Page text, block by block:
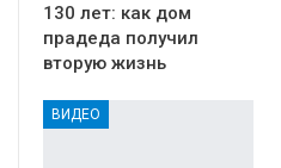
130 лет: как дом
прадеда получил
вторую жизнь
ВИДЕО